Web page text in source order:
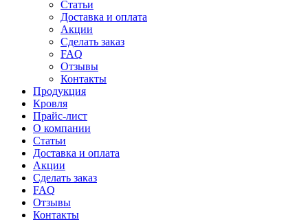
Статьи
Доставка и оплата
Акции
Сделать заказ
FAQ
Отзывы
Контакты
Продукция
Кровля
Прайс-лист
О компании
Статьи
Доставка и оплата
Акции
Сделать заказ
FAQ
Отзывы
Контакты